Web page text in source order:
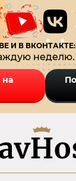
И В ВКОНТАКТЕ:
неделю.
на